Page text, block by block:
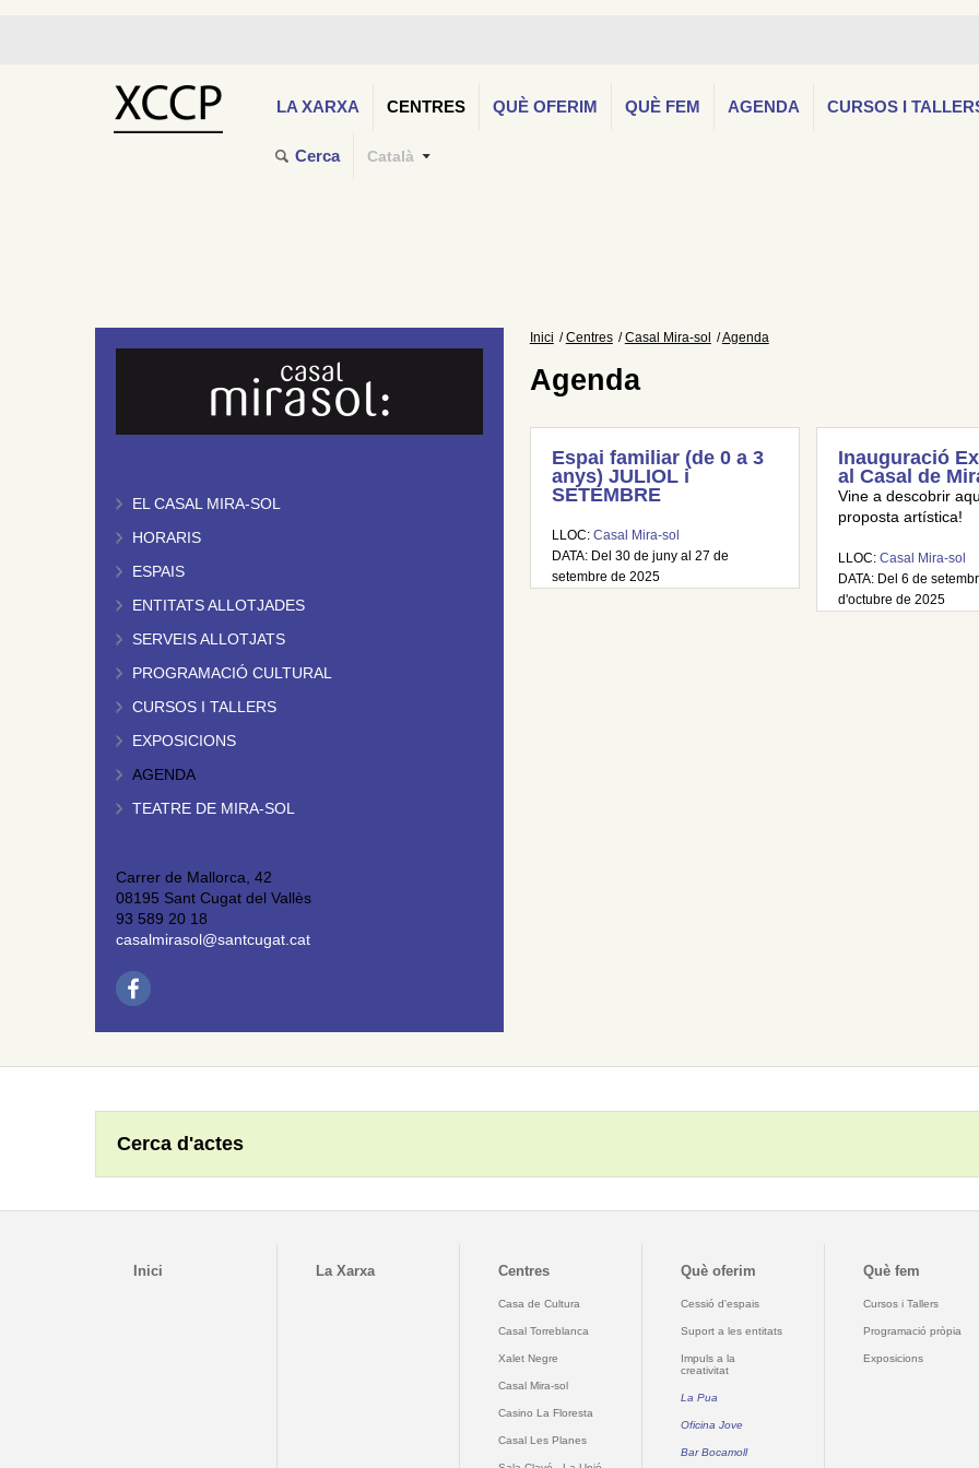
LA XARXA CENTRES QUÈ OFERIM QUÈ FEM AGENDA CURSOS I
Cerca Català
EL CASAL MIRA-SOL
HORARIS
ESPAIS
ENTITATS ALLOTJADES
SERVEIS ALLOTJATS
PROGRAMACIÓ CULTURAL
CURSOS I TALLERS
EXPOSICIONS
AGENDA
TEATRE DE MIRA-SOL
Carrer de Mallorca, 42
08195 Sant Cugat del Vallès
93 589 20 18
casalmirasol@santcugat.cat
Inici Centres Casal Mira-sol Agenda
Agenda
Espai familiar (de 0 a 3
anys) JULIOL i
SETEMBRE
LLOC: Casal Mira-sol
DATA: Del 30 de juny al 27 de
setembre de 2025
Inauguració
al Casal de
Vine a descobrir
proposta artística!
LLOC:Casal Mira-sol
DATA: Del 6 de
d'octubre de 2025
Cerca d'actes
Inici La Xarxa Centres
Casa de Cultura
Casal Torreblanca
Xalet Negre
Casal Mira-sol
Casino La Floresta
Casal Les Planes
Què oferim
Cessió d'espais
Suport a les entitats
Impuls a la
creativitat
La Pua
Oficina Jove
Bar Bocamoll
Què fem
Cursos i Tallers
Programació pròpia
Exposicions